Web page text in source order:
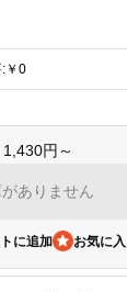
円～
ありません
に追加